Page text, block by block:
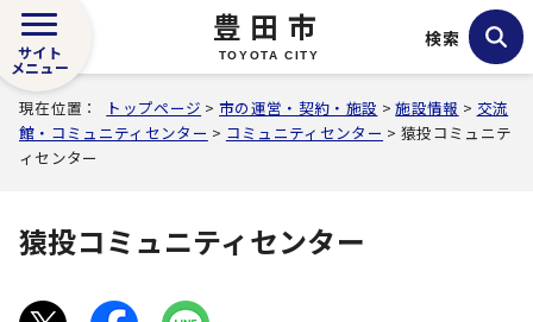
豊田市
TOYOTA CITY
サイト
メニュー
検索
現在位置： トップページ >市の運営・契約・施設 >施設情報 > 交流
館・コミュニティセンター > コミュニティセンター > 猿投コミュニテ
ィセンター
猿投コミュニティセンター